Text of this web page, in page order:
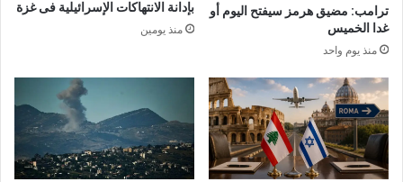
ترامب: مضيق هرمز سيفتح اليوم أو
غدا الخميس
منذ يوم واحد
بإدانة الانتهاكات الإسرائيلية فى غزة
منذ يومين